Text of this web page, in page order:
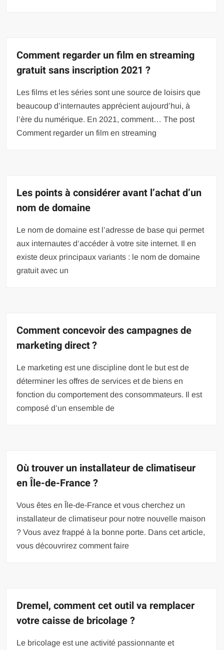
Comment regarder un film en streaming
gratuit sans inscription 2021 ?
Les films et les séries sont une source de loisirs que
beaucoup d’internautes apprécient aujourd’hui, à
l’ère du numérique. En 2021, comment… The post
Comment regarder un film en streaming
Les points à considérer avant l’achat d’un
nom de domaine
Le nom de domaine est l’adresse de base qui permet
aux internautes d’accéder à votre site internet. Il en
existe deux principaux variants : le nom de domaine
gratuit avec un
Comment concevoir des campagnes de
marketing direct ?
Le marketing est une discipline dont le but est de
déterminer les offres de services et de biens en
fonction du comportement des consommateurs. Il est
composé d’un ensemble de
Où trouver un installateur de climatiseur
en Île-de-France ?
Vous êtes en Île-de-France et vous cherchez un
installateur de climatiseur pour notre nouvelle maison
? Vous avez frappé à la bonne porte. Dans cet article,
vous découvrirez comment faire
Dremel, comment cet outil va remplacer
votre caisse de bricolage ?
Le bricolage est une activité passionnante et